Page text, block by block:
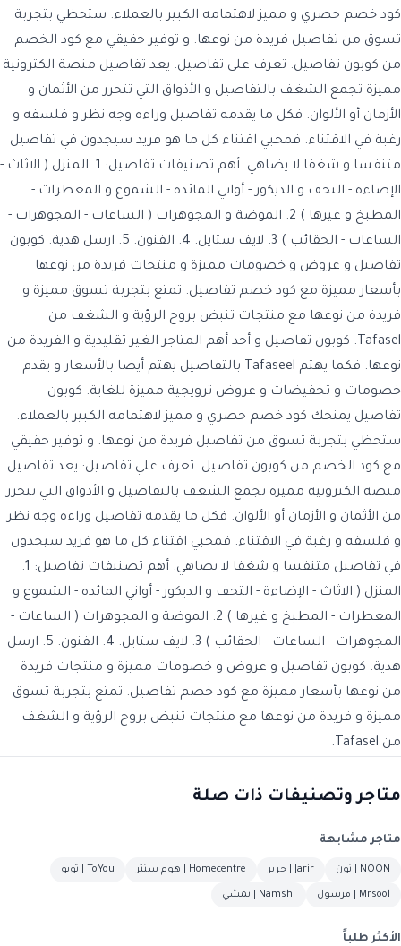
كود خصم حصري و مميز لاهتمامه الكبير بالعملاء. ستحظي بتجربة
تسوق من تفاصيل فريدة من نوعها. و توفير حقيقي مع كود الخصم
من كوبون تفاصيل. تعرف علي تفاصيل: يعد تفاصيل منصة الكترونية
مميزة تجمع الشغف بالتفاصيل و الأذواق التي تتحرر من الأثمان و
الأزمان أو الألوان. فكل ما يقدمه تفاصيل وراءه وجه نظر و فلسفه و
رغبة في الاقتناء. فمحبي اقتناء كل ما هو فريد سيجدون في تفاصيل
متنفسا و شغفا لا يضاهي. أهم تصنيفات تفاصيل: 1. المنزل ( الاثاث -
الإضاءة - التحف و الديكور - أواني المائده - الشموع و المعطرات -
المطبخ و غيرها ) 2. الموضة و المجوهرات ( الساعات - المجوهرات -
الساعات - الحقائب ) 3. لايف ستايل. 4. الفنون. 5. ارسل هدية. كوبون
تفاصيل و عروض و خصومات مميزة و منتجات فريدة من نوعها
بأسعار مميزة مع كود خصم تفاصيل. تمتع بتجربة تسوق مميزة و
فريدة من نوعها مع منتجات تنبض بروح الرؤية و الشغف من
Tafasel. كوبون تفاصيل و أحد أهم المتاجر الغير تقليدية و الفريدة من
نوعها. فكما يهتم Tafaseel بالتفاصيل يهتم أيضا بالأسعار و يقدم
خصومات و تخفيضات و عروض ترويجية مميزة للغاية. كوبون
تفاصيل يمنحك كود خصم حصري و مميز لاهتمامه الكبير بالعملاء.
ستحظي بتجربة تسوق من تفاصيل فريدة من نوعها. و توفير حقيقي
مع كود الخصم من كوبون تفاصيل. تعرف علي تفاصيل: يعد تفاصيل
منصة الكترونية مميزة تجمع الشغف بالتفاصيل و الأذواق التي تتحرر
من الأثمان و الأزمان أو الألوان. فكل ما يقدمه تفاصيل وراءه وجه نظر
و فلسفه و رغبة في الاقتناء. فمحبي اقتناء كل ما هو فريد سيجدون
في تفاصيل متنفسا و شغفا لا يضاهي. أهم تصنيفات تفاصيل: 1.
المنزل ( الاثاث - الإضاءة - التحف و الديكور - أواني المائده - الشموع و
المعطرات - المطبخ و غيرها ) 2. الموضة و المجوهرات ( الساعات -
المجوهرات - الساعات - الحقائب ) 3. لايف ستايل. 4. الفنون. 5. ارسل
هدية. كوبون تفاصيل و عروض و خصومات مميزة و منتجات فريدة
من نوعها بأسعار مميزة مع كود خصم تفاصيل. تمتع بتجربة تسوق
مميزة و فريدة من نوعها مع منتجات تنبض بروح الرؤية و الشغف
من Tafasel.
متاجر وتصنيفات ذات صلة
متاجر مشابهة
NOON | نون Jarir | جرير Homecentre | هوم سنتر ToYou | تويو
Mrsool | مرسول Namshi | نمشي
الأكثر طلباً